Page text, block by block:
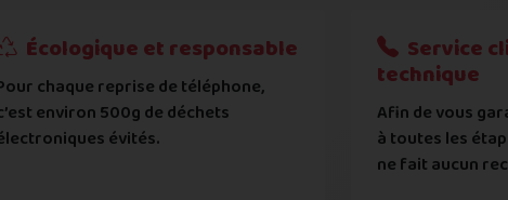
de votre appareil :
vérifié par notre atelier
et l'état expertisé fera l'objet d'une contre-offre
Écologique et responsable
chaque reprise de téléphone,
environ 500g de déchets
évités.
Service
technique
Afin de vous
à toutes les
ne fait aucun